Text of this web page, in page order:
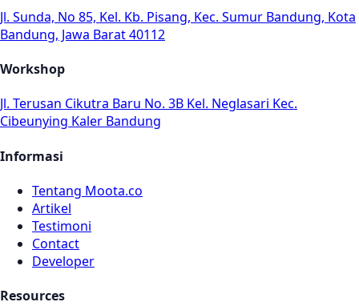
Jl. Sunda, No 85, Kel. Kb. Pisang, Kec. Sumur Bandung, Kota
Bandung, Jawa Barat 40112
Workshop
Jl. Terusan Cikutra Baru No. 3B Kel. Neglasari Kec.
Cibeunying Kaler Bandung
Informasi
Tentang Moota.co
Artikel
Testimoni
Contact
Developer
Resources